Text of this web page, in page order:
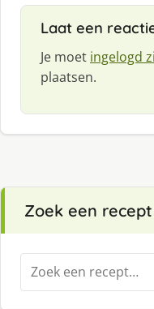
:
Laat een
Je moet ingelogd
plaatsen.
Zoek een recept
Zoeken
naar: